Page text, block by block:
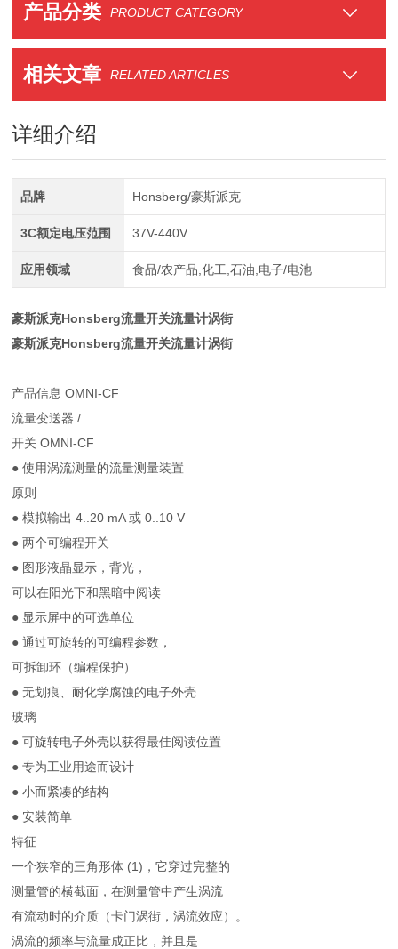
产品分类 PRODUCT CATEGORY
相关文章 RELATED ARTICLES
详细介绍
品牌 Honsberg/豪斯派克
3C额定电压范围 37V-440V
应用领域 食品/农产品,化工,石油,电子/电池
豪斯派克Honsberg流量开关流量计涡街
豪斯派克Honsberg流量开关流量计涡街
产品信息 OMNI-CF
流量变送器 /
开关 OMNI-CF
● 使用涡流测量的流量测量装置
原则
● 模拟输出 4..20 mA 或 0..10 V
● 两个可编程开关
● 图形液晶显示，背光，
可以在阳光下和黑暗中阅读
● 显示屏中的可选单位
● 通过可旋转的可编程参数，
可拆卸环（编程保护）
● 无划痕、耐化学腐蚀的电子外壳
玻璃
● 可旋转电子外壳以获得最佳阅读位置
● 专为工业用途而设计
● 小而紧凑的结构
● 安装简单
特征
一个狭窄的三角形体 (1)，它穿过完整的
测量管的横截面，在测量管中产生涡流
有流动时的介质（卡门涡街，涡流效应）。
涡流的频率与流量成正比，并且是